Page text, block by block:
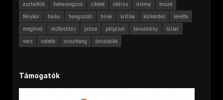
asztalfiók beharangozó cikkek cédrus dráma
esszé
fénykör
haiku hangszóló hírek kritika körkérdés
levélfa
meghívó
műfordítás próza pályázat tanulmány
tárlat
vers
videók visszhang önszócikk
Támogatók